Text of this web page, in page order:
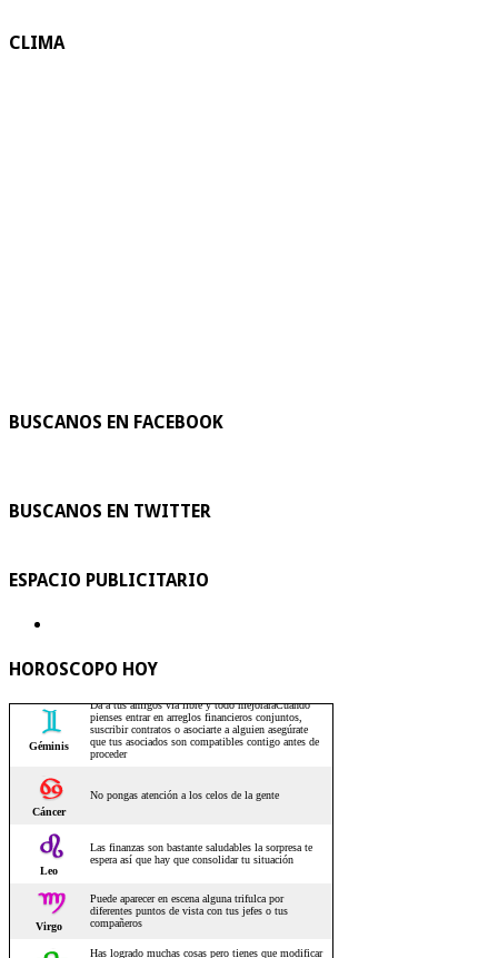
CLIMA
BUSCANOS EN FACEBOOK
BUSCANOS EN TWITTER
ESPACIO PUBLICITARIO
HOROSCOPO HOY